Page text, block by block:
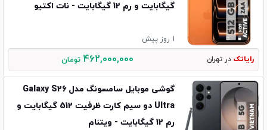
گیگابایت و رم 12 گیگابایت - نات اکتیو
1 روز پیش
رایاتک در تهران 462,000,000 تومان
گوشی موبایل سامسونگ مدل Galaxy S26
Ultra دو سیم کارت ظرفیت 512 گیگابایت و
رم 12 گیگابایت - ویتنام